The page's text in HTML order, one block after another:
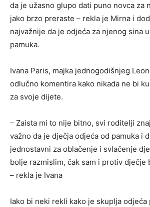
da je užasno glupo dati puno novca za
jako brzo preraste – rekla je Mirna i
najvažnije da je odjeća za njenog sina
pamuka.
Ivana Paris, majka jednogodišnjeg
odlučno komentira kako nikada ne bi
za svoje dijete.
– Zaista mi to nije bitno, svi roditelji
važno da je dječja odjeća od pamuka i
jednostavni za oblačenje i svlačenje
bolje razmislim, čak sam i protiv dječje
– rekla je Ivana
Iako bi neki rekli kako je skuplja